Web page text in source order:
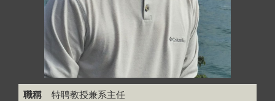
職稱
特聘教授兼系主任